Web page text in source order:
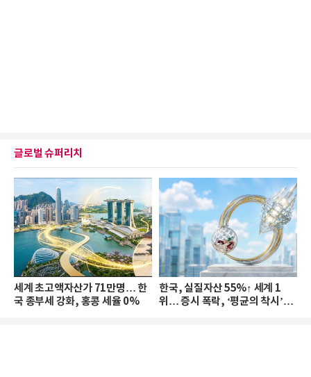
글로벌 슈퍼리치
세계 초고액자산가 71만명… 한
국 종부세 강화, 홍콩 세율 0%
한국, 실질자산 55%↑ 세계 1
위… 증시 폭락, ‘평균의 착시’와